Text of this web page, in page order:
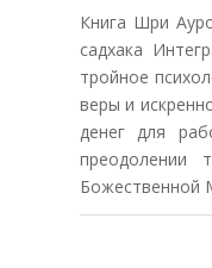
Книга Шри
садхака
тройное
веры и
денег для
преодолении
Божественной